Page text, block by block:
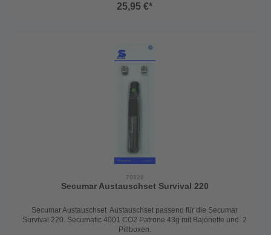
25,95 €*
70820
Secumar Austauschset Survival 220
Secumar Austauschset Austauschset passend für die Secumar
Survival 220. Secumatic 4001 CO2 Patrone 43g mit Bajonette und 2
Pillboxen.